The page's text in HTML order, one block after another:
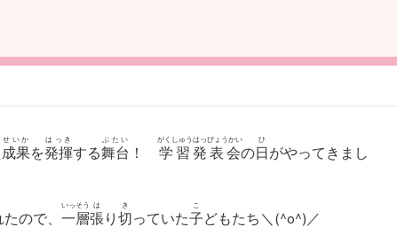
成果
せいか
を発揮
はっき
する舞台
ぶたい
！ 学習発表会
がくしゅうはっぴょうかい
の日
ひ
がやってきまし
ので、 一層
いっそう
張
は
り 切
き
っていた子
こ
どもたち＼(^o^)／